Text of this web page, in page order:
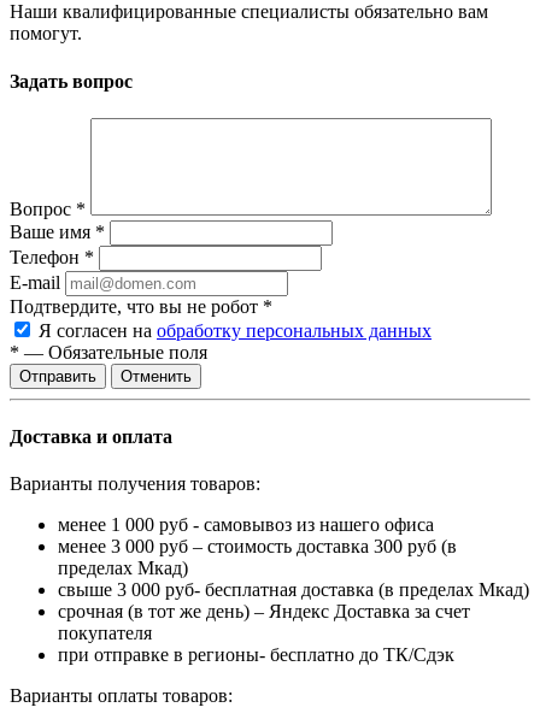
Наши квалифицированные специалисты обязательно вам
помогут.
Задать вопрос
Вопрос *
Ваше имя *
Телефон *
E-mail
Подтвердите, что вы не робот *
Я согласен на обработку персональных данных
* — Обязательные поля
Отменить
Доставка и оплата
Варианты получения товаров:
менее 1 000 руб - самовывоз из нашего офиса
менее 3 000 руб – стоимость доставка 300 руб (в
пределах Мкад)
свыше 3 000 руб- бесплатная доставка (в пределах Мкад)
срочная (в тот же день) – Яндекс Доставка за счет
покупателя
при отправке в регионы- бесплатно до ТК/Сдэк
Варианты оплаты товаров: